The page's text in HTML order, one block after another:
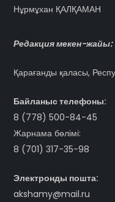
Нұрмұхан ҚАЛҚАМАН
Редакция мекен-жайы:
Қарағанды қаласы,
Байланыс телефоны:
8 (778) 500-84-45
Жарнама бөлімі:
8 (701) 317-35-98
Электронды пошта:
akshamy@mail.ru